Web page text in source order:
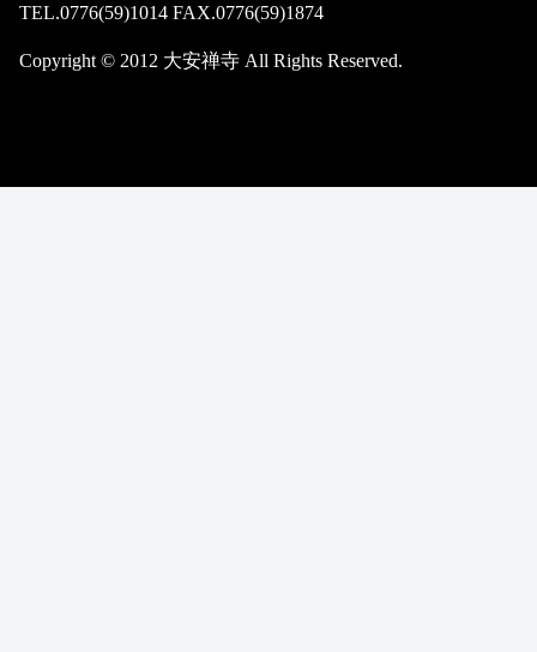
TEL.0776(59)1014 FAX.0776(59)1874
Copyright © 2012 大安禅寺 All Rights Reserved.